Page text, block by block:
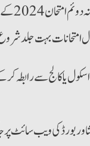
پشاور
امتحانات بہت جلد
یا کالج سے رابطہ
بورڈ کی ویب سائٹ پر